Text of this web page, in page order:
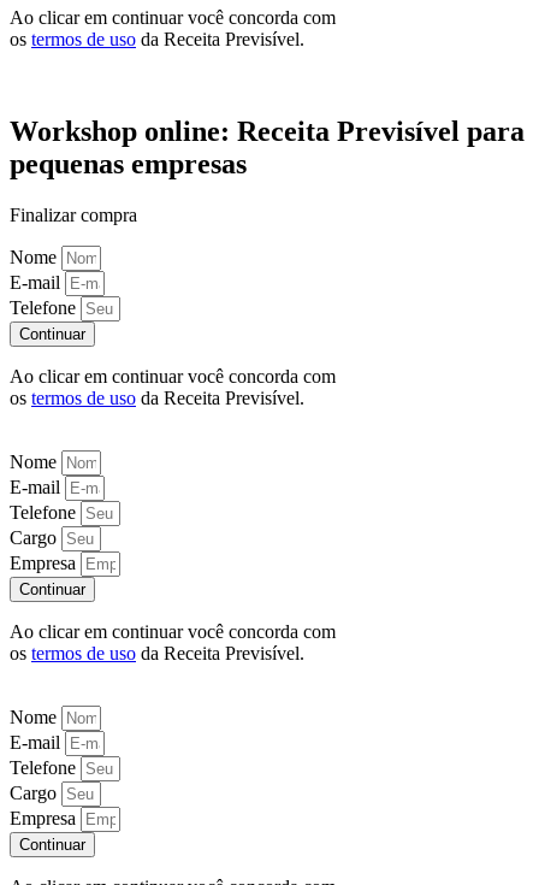
Ao clicar em continuar você concorda com
os termos de uso da Receita Previsível.
Workshop online: Receita Previsível para
pequenas empresas
Finalizar compra
Nome
E-mail
Telefone
Continuar
Ao clicar em continuar você concorda com
os termos de uso da Receita Previsível.
Nome
E-mail
Telefone
Cargo
Empresa
Continuar
Ao clicar em continuar você concorda com
os termos de uso da Receita Previsível.
Nome
E-mail
Telefone
Cargo
Empresa
Continuar